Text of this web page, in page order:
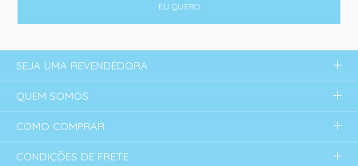
EU QUERO
SEJA UMA REVENDEDORA
QUEM SOMOS
COMO COMPRAR
CONDIÇÕES DE FRETE